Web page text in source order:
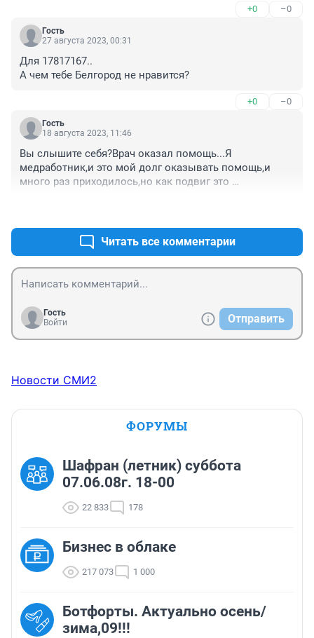
+0 –0
Гость
27 августа 2023, 00:31
Для 17817167..
А чем тебе Белгород не нравится?
+0 –0
Гость
18 августа 2023, 11:46
Вы слышите себя?Врач оказал помощь...Я
медработник,и это мой долг оказывать помощь,и
много раз приходилось,но как подвиг это
Читать все комментарии
Гость
Войти
Отправить
Новости СМИ2
ФОРУМЫ
Шафран (летник) суббота
07.06.08г. 18-00
22 833 178
Бизнес в облаке
217 073 1 000
Ботфорты. Актуально осень/
зима,09!!!